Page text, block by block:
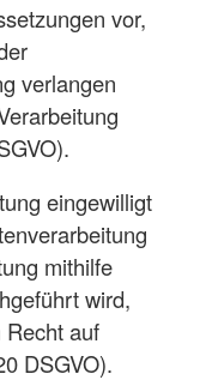
vor,
verlangen
eingewilligt
mithilfe
wird,
auf
DSGVO).